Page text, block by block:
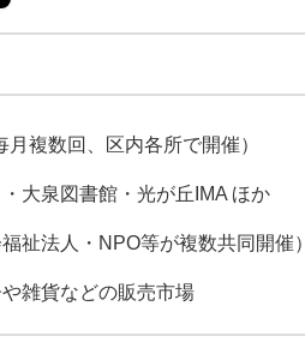
複数回、区内各所で開催）
大泉図書館・光が丘IMA ほか
祉法人・NPO等が複数共同開催）
雑貨などの販売市場